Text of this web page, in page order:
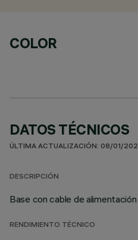
COLOR
DATOS TÉCNICOS
ÚLTIMA ACTUALIZACIÓN: 08/01/
DESCRIPCIÓN
Base con cable de
RENDIMIENTO TÉCNICO